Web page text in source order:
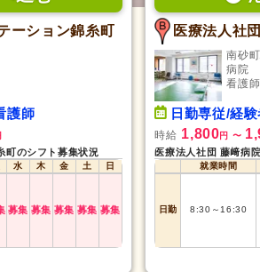
ーション錦糸町
護師
町のシフト募集状況
水 木 金 土 日
募集 募集 募集 募集 募集
医療法人社
南砂
病院
看護師
日勤専従/経
時給 1,800円 〜
医療法人社団 藤﨑病
就業時間
日勤 8:30 ～ 16:30